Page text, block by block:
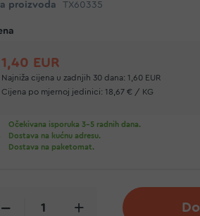
proizvoda TX60335
1,40 EUR
Najniža cijena u zadnjih 30 dana: 1,60 EUR
Cijena po mjernoj jedinici: 18,67 € / KG
Očekivana isporuka 3-5 radnih dana.
Dostava na kućnu adresu.
Dostava na paketomat.